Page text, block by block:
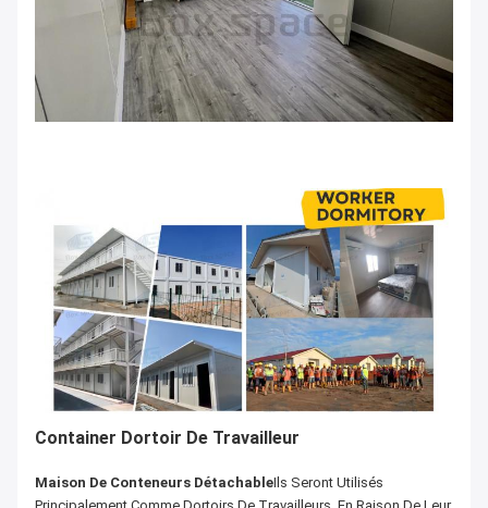
Container Dortoir De Travailleur
Maison De Conteneurs DétachableIls Seront Utilisés